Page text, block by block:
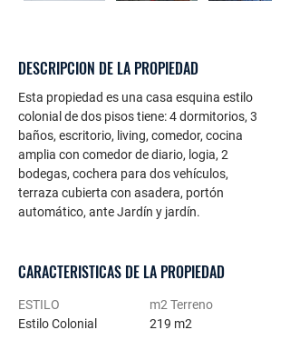
DESCRIPCION DE LA PROPIEDAD
Esta propiedad es una casa esquina estilo
colonial de dos pisos tiene: 4 dormitorios, 3
baños, escritorio, living, comedor, cocina
amplia con comedor de diario, logia, 2
bodegas, cochera para dos vehículos,
terraza cubierta con asadera, portón
automático, ante Jardín y jardín.
CARACTERISTICAS DE LA PROPIEDAD
ESTILO
Estilo Colonial
m2 Terreno
219 m2